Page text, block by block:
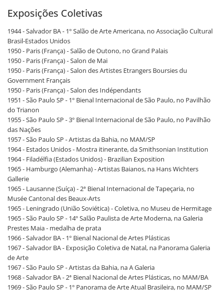
Exposições Coletivas
1944 - Salvador BA - 1º Salão de Arte Americana, no Associação Cultural
Brasil-Estados Unidos
1950 - Paris (França) - Salão de Outono, no Grand Palais
1950 - Paris (França) - Salon de Mai
1950 - Paris (França) - Salon des Artistes Etrangers Boursies du
Government Français
1950 - Paris (França) - Salon des Indépendants
1951 - São Paulo SP - 1º Bienal Internacional de São Paulo, no Pavilhão
do Trianon
1955 - São Paulo SP - 3º Bienal Internacional de São Paulo, no Pavilhão
das Nações
1957 - São Paulo SP - Artistas da Bahia, no MAM/SP
1964 - Estados Unidos - Mostra itinerante, da Smithsonian Institution
1964 - Filadélfia (Estados Unidos) - Brazilian Exposition
1965 - Hamburgo (Alemanha) - Artistas Baianos, na Hans Wichters
Gallerie
1965 - Lausanne (Suíça) - 2ª Bienal Internacional de Tapeçaria, no
Musée Cantonal des Beaux-Arts
1965 - Leningrado (União Soviética) - Coletiva, no Museu de Hermitage
1965 - São Paulo SP - 14º Salão Paulista de Arte Moderna, na Galeria
Prestes Maia - medalha de prata
1966 - Salvador BA - 1º Bienal Nacional de Artes Plásticas
1967 - Salvador BA - Exposição Coletiva de Natal, na Panorama Galeria
de Arte
1967 - São Paulo SP - Artistas da Bahia, na A Galeria
1968 - Salvador BA - 2ª Bienal Nacional de Artes Plásticas, no MAM/BA
1969 - São Paulo SP - 1º Panorama de Arte Atual Brasileira, no MAM/SP